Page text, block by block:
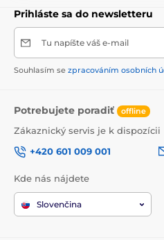
Prihláste sa do newsletteru
Tu napíšte váš e-mail
Souhlasím se zpracováním osobních
Potrebujete poradiť offline
Zákaznický servis je k dispozícii
+420 601 009 001
Kde nás nájdete
Slovenčina